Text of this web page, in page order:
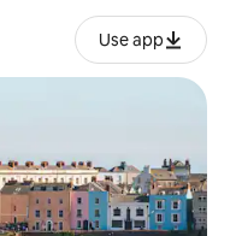
Use app